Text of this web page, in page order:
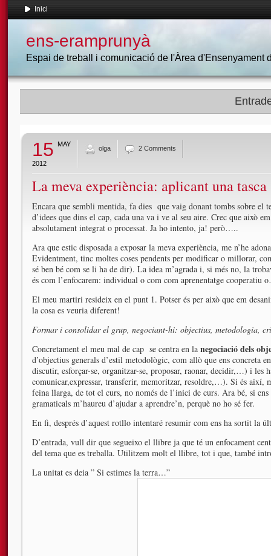
Inici
ens-eramprunyà
Espai de treball i comunicació de l'Àrea d'Ensenyament
15 MAY
2012
olga 2 Comments
La meva experiència: aplicant una tasca
Encara que sembli mentida, fa dies que vaig donant tombs sobre el
d’idees que dins el cap, cada una va i ve al seu aire. Crec que això
absolutament integrat o processat. Ja ho intento, ja! però…..
Ara que estic disposada a exposar la meva experiència, me n’he
Evidentment, tinc moltes coses pendents per modificar o millorar,
sé ben bé com se li ha de dir). La idea m’agrada i, si més no, la
és com l’enfocarem: individual o com com aprenentatge cooperatiu
El meu martiri resideix en el punt 1. Potser és per això que em
la cosa es veuria diferent!
Formar i consolidar el grup, negociant-hi: objectius, metodologia,
Concretament el meu mal de cap se centra en la negociació dels
d’objectius generals d’estil metodològic, com allò que ens concreta
discutir, esforçar-se, organitzar-se, proposar, raonar, decidir,…) i les
comunicar,expressar, transferir, memoritzar, resoldre,…). Si és així,
feina llarga, de tot el curs, no només de l’inici de curs. Ara bé, si
gramaticals m’haureu d’ajudar a aprendre’n, perquè no ho sé fer.
En fi, després d’aquest rotllo intentaré resumir com ens ha sortit la
D’entrada, vull dir que segueixo el llibre ja que té un enfocament
del tema que es treballa. Utilitzem molt el llibre, tot i que, també
La unitat es deia ” Si estimes la terra…”